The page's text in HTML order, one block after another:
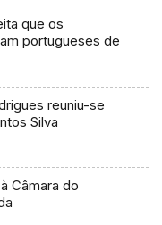
que os
portugueses de
reuniu-se
Silva
Câmara do